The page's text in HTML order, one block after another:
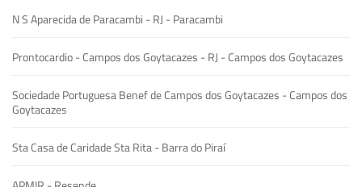
N S Aparecida de Paracambi - RJ - Paracambi
Prontocardio - Campos dos Goytacazes - RJ - Campos dos Goytacazes
Sociedade Portuguesa Benef de Campos dos Goytacazes - Campos dos
Goytacazes
Sta Casa de Caridade Sta Rita - Barra do Piraí